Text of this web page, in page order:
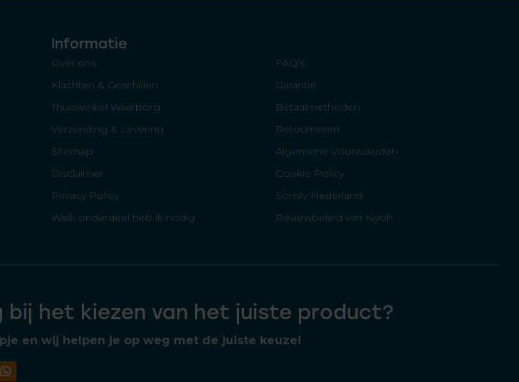
Informatie
Over ons
FAQ's
Klachten & Geschillen
Garantie
Thuiswinkel Waarborg
Betaalmethoden
Verzending & Levering
Retourneren
Sitemap
Algemene Voorwaarden
Disclaimer
Cookie Policy
Privacy Policy
Somfy Nederland
Welk onderdeel heb ik nodig
Reviewbeleid van Kiyoh
bij het kiezen van het juiste product?
en wij helpen je op weg met de juiste keuze!